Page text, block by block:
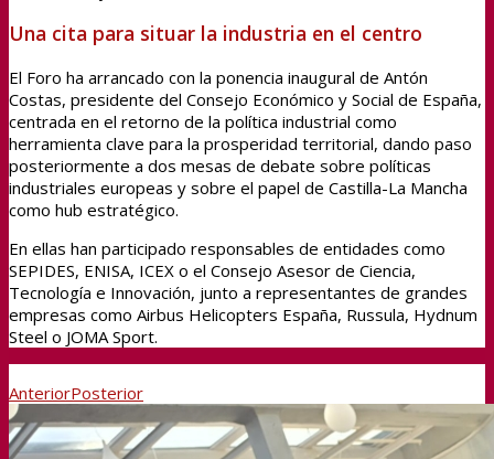
Una cita para situar la industria en el centro
El Foro ha arrancado con la ponencia inaugural de Antón
Costas, presidente del Consejo Económico y Social de España,
centrada en el retorno de la política industrial como
herramienta clave para la prosperidad territorial, dando paso
posteriormente a dos mesas de debate sobre políticas
industriales europeas y sobre el papel de Castilla-La Mancha
como hub estratégico.
En ellas han participado responsables de entidades como
SEPIDES, ENISA, ICEX o el Consejo Asesor de Ciencia,
Tecnología e Innovación, junto a representantes de grandes
empresas como Airbus Helicopters España, Russula, Hydnum
Steel o JOMA Sport.
AnteriorPosterior